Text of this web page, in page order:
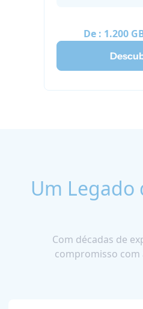
De : 1.200
Um Legado
Com décadas de
compromisso com